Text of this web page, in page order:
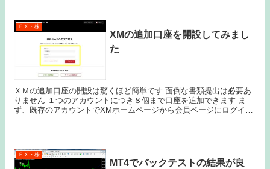
ＦＸ・株
XMの追加口座を開設してみまし
た
ＸＭの追加口座の開設は驚くほど簡単です 面倒な書類提出は必要あ
りません １つのアカウントにつき８個まで口座を追加できます ま
ず、既存のアカウントでXMホームページから会員ページにログイン
ＦＸ・株
MT4でバックテストの結果が良